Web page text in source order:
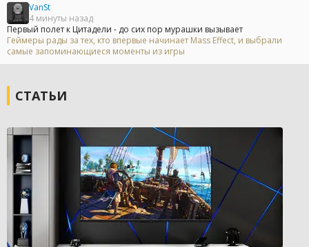
VanSt
4 минуты назад
Первый полет к Цитадели - до сих пор мурашки вызывает
Геймеры рады за тех, кто впервые начинает Mass Effect, и выбрали
самые запоминающиеся моменты из игры
СТАТЬИ